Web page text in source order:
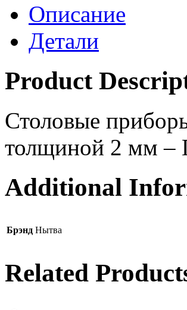
Описание
Детали
Product
Столовые
толщиной 2 мм –
Additional
Брэнд Нытва
Related